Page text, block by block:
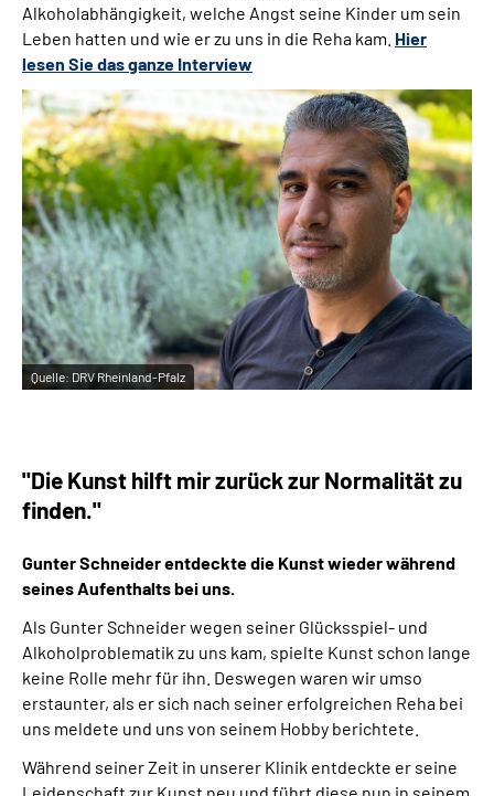
Alkoholabhängigkeit, welche Angst seine Kinder um sein
Leben hatten und wie er zu uns in die Reha kam. Hier
lesen Sie das ganze Interview
Quelle: DRV Rheinland-Pfalz
"Die Kunst hilft mir zurück zur Normalität zu
finden."
Gunter Schneider entdeckte die Kunst wieder während
seines Aufenthalts bei uns.
Als Gunter Schneider wegen seiner Glücksspiel- und
Alkoholproblematik zu uns kam, spielte Kunst schon lange
keine Rolle mehr für ihn. Deswegen waren wir umso
erstaunter, als er sich nach seiner erfolgreichen Reha bei
uns meldete und uns von seinem Hobby berichtete.
Während seiner Zeit in unserer Klinik entdeckte er seine
Leidenschaft zur Kunst neu und führt diese nun in seinem